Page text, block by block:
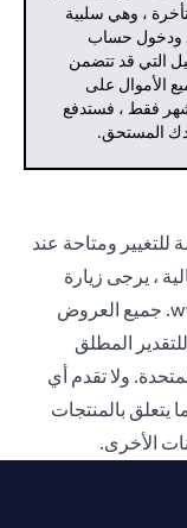
، وهي سلبية
، ودخول حساب
التي قد تتضمن
الأموال على
شهر فقط ، فستدفع
المستحق.
ومتاحة عند
، يرجى زيارة
جميع العروض
المطلق
ولا تقدم أي
يتعلق بالمنتجات
الأخرى.